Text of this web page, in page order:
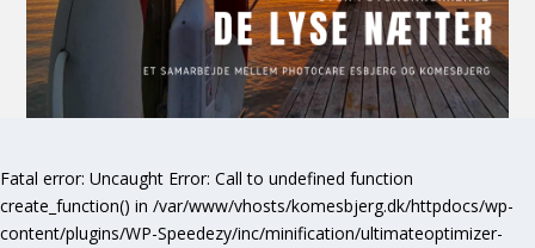
Fatal error: Uncaught Error: Call to undefined function
create_function() in /var/www/vhosts/komesbjerg.dk/httpdocs/wp-
content/plugins/WP-Speedezy/inc/minification/ultimateoptimizer-